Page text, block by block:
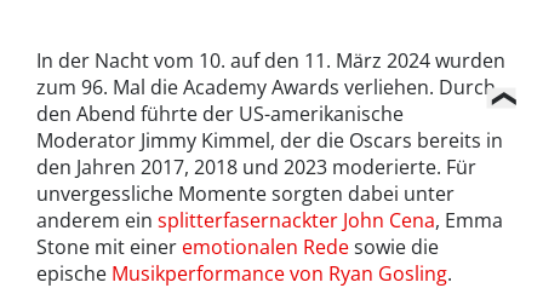
In der Nacht vom 10. auf den 11. März 2024 wurden
zum 96. Mal die Academy Awards verliehen. Durch
den Abend führte der US-amerikanische
Moderator Jimmy Kimmel, der die Oscars bereits in
den Jahren 2017, 2018 und 2023 moderierte. Für
unvergessliche Momente sorgten dabei unter
anderem ein splitterfasernackter John Cena, Emma
Stone mit einer emotionalen Redesowie die
epische Musikperformance von Ryan Gosling.